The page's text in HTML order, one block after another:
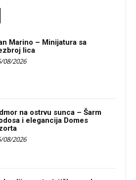
Marino – Minijatura sa
lica
08/2026
na ostrvu sunca – Šarm
i elegancija Domes
08/2026